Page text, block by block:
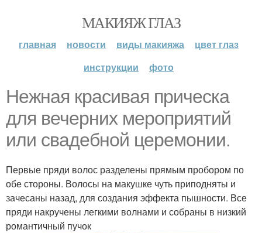
МАКИЯЖ ГЛАЗ
главная новости виды макияжа
цвет глаз
инструкции
фото
Нежная красивая прическа
для вечерних мероприятий
или свадебной церемонии.
Первые пряди волос разделены прямым пробором по
обе стороны. Волосы на макушке чуть приподняты и
зачесаны назад, для создания эффекта пышности. Все
пряди накручены легкими волнами и собраны в низкий
романтичный пучок